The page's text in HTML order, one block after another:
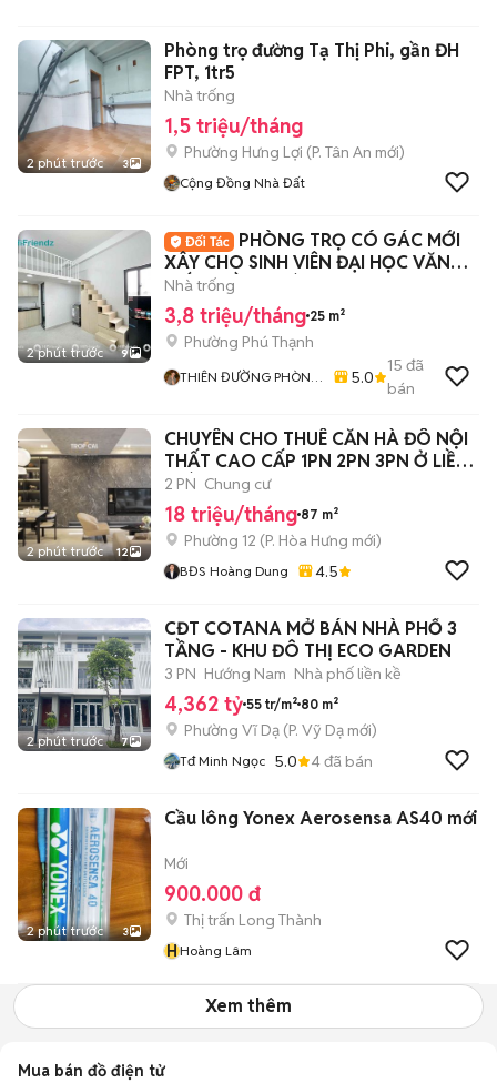
2 phút trước 3
Phòng trọ đường Tạ Thị Phi, gần ĐH
FPT, 1tr5
Nhà trống
1,5 triệu/tháng
Phường Hưng Lợi (P. Tân An mới)
Cộng Đồng Nhà Đất
2 phút trước 9
PHÒNG TRỌ CÓ GÁC MỚI
XÂY CHO SINH VIÊN ĐẠI HỌC VĂN
HIẾN - HỒNG BÀNG
Nhà trống
3,8 triệu/tháng 25 m²
Phường Phú Thạnh
THIÊN ĐƯỜNG PHÒNG
5.0
15 đã
bán
2 phút trước 12
CHUYÊN CHO THUÊ CĂN HÀ ĐÔ NỘI
THẤT CAO CẤP 1PN 2PN 3PN Ở LIỀN
GIÁ 18TR
2 PN Chung cư
18 triệu/tháng 87 m²
Phường 12 (P. Hòa Hưng mới)
BĐS Hoàng Dung 4.5
2 phút trước 7
CĐT COTANA MỞ BÁN NHÀ PHỐ 3
TẦNG - KHU ĐÔ THỊ ECO GARDEN
3 PN Hướng Nam Nhà phố liền kề
4,362 tỷ 55 tr/m² 80 m²
Phường Vĩ Dạ (P. Vỹ Dạ mới)
Tđ Minh Ngọc 5.0 4đã bán
2 phút trước 3
Cầu lông Yonex Aerosensa AS40 mới
Mới
900.000 đ
Thị trấn Long Thành
HHoàng Lâm
Xem thêm
Mua bán đồ điện tử